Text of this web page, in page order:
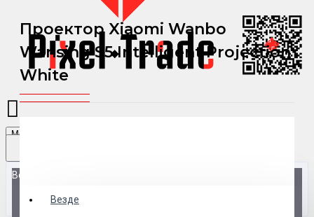
Menu
Везде
Везде
Проектор Xiaomi Wanbo
Wansing S5 Intelligent Projection
White